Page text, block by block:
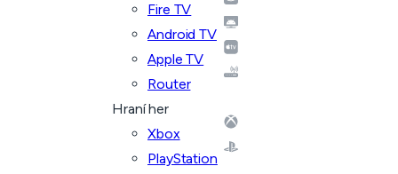
Fire TV
Android TV
Apple TV
Router
Hraní her
Xbox
PlayStation